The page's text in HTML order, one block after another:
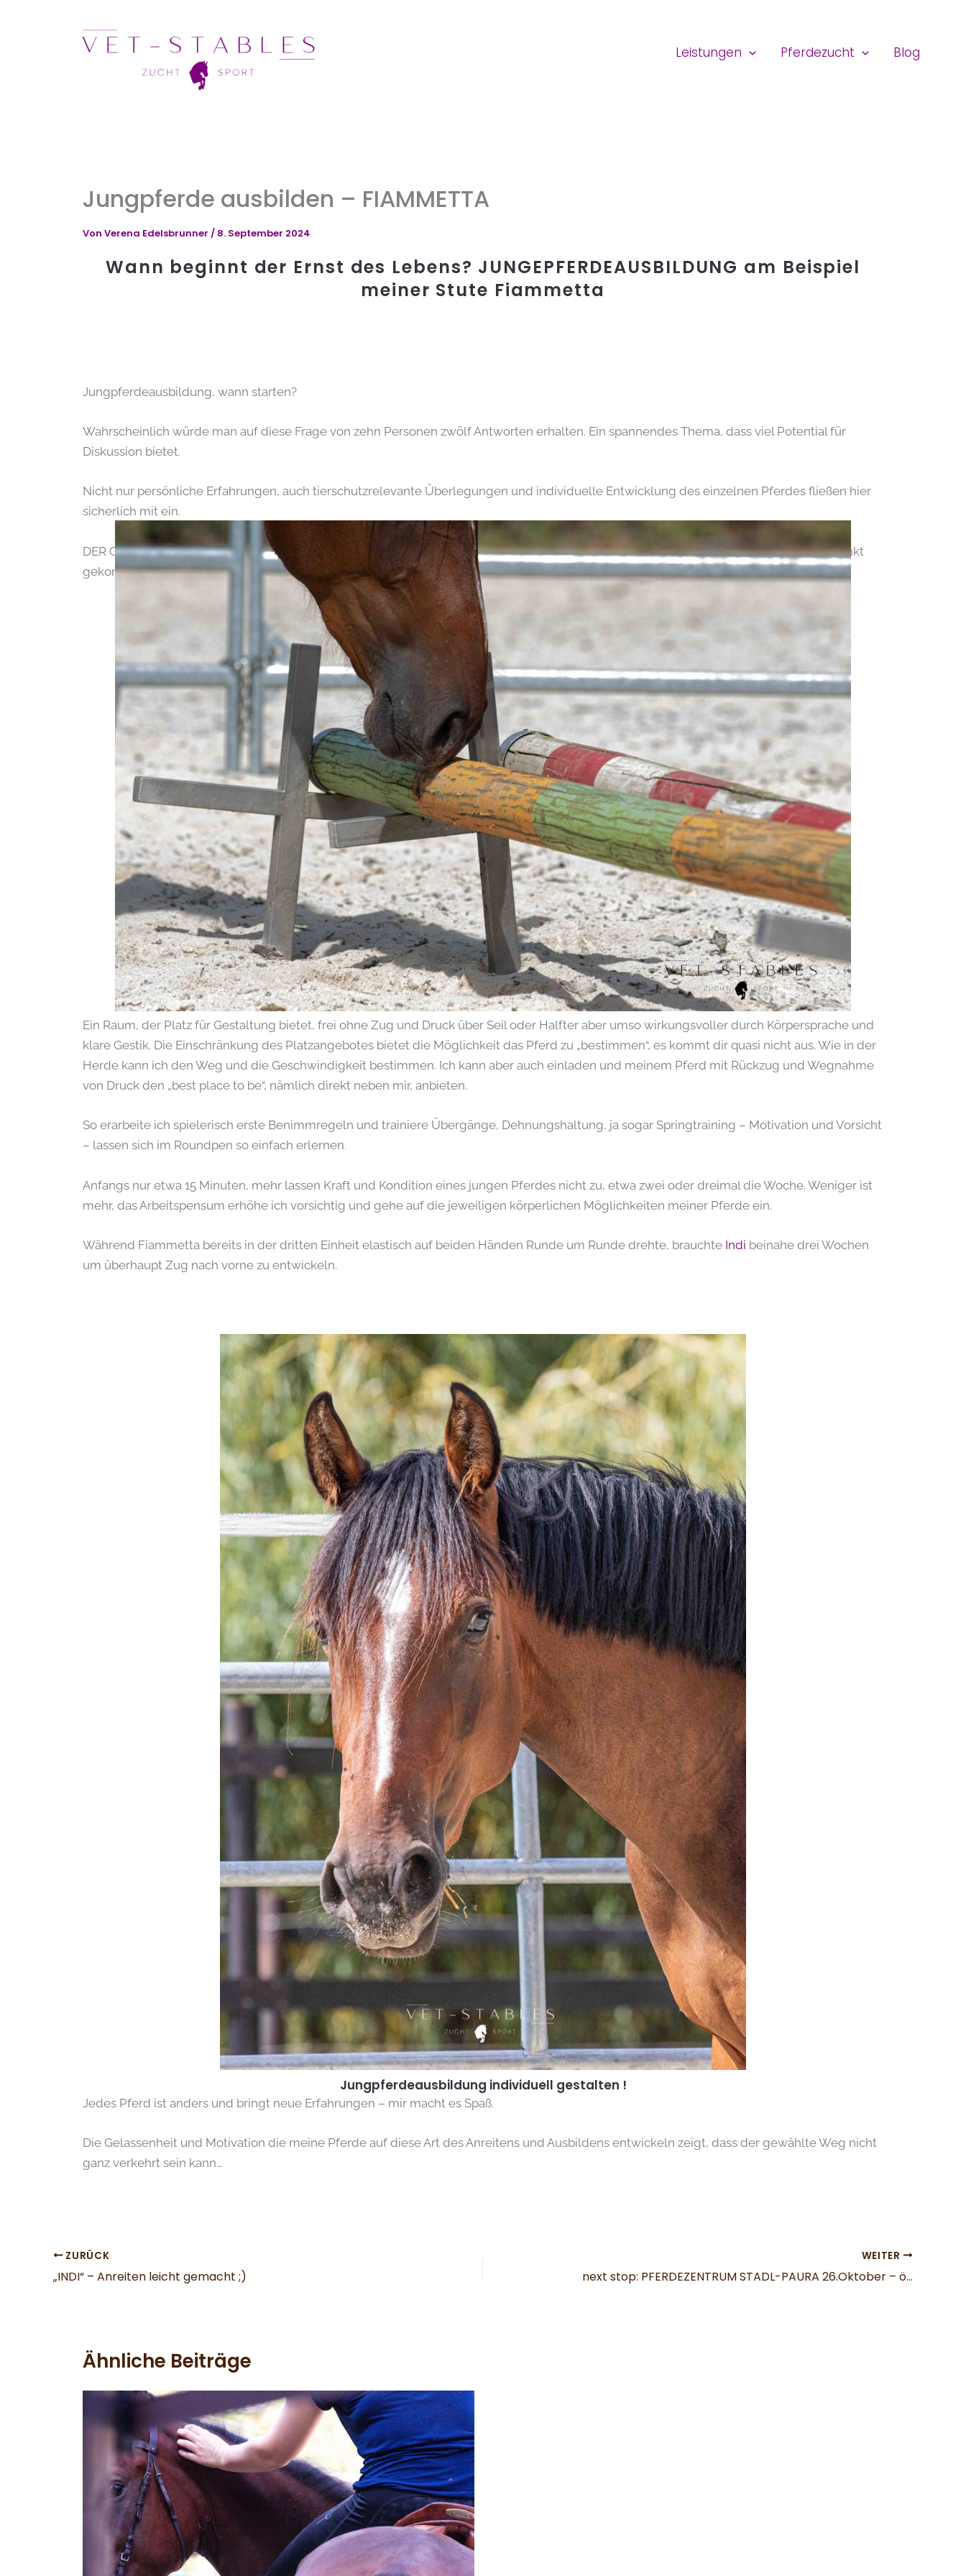
Leistungen Pferdezucht Blog
Jungpferde ausbilden – FIAMMETTA
Von Verena Edelsbrunner / 8. September 2024
Wann beginnt der Ernst des Lebens? JUNGEPFERDEAUSBILDUNG am Beispiel
meiner Stute Fiammetta
Jungpferdeausbildung, wann starten?
Wahrscheinlich würde man auf diese Frage von zehn Personen zwölf Antworten erhalten. Ein spannendes Thema, dass viel Potential für
Diskussion bietet.
Nicht nur persönliche Erfahrungen, auch tierschutzrelevante Überlegungen und individuelle Entwicklung des einzelnen Pferdes fließen hier
sicherlich mit ein.
DER GOLDENE MITTELWEG – zumindest mein Versuch diesen zu finden und zu Beschreiten… mit etwa zweieinhalb Jahren ist der Zeitpunkt
gekommen, an dem ich die jungen Pferde das erste Mal ins Roundpenmitnehme.
Ein Raum, der Platz für Gestaltung bietet, frei ohne Zug und Druck über Seil oder Halfter aber umso wirkungsvoller durch Körpersprache und
klare Gestik. Die Einschränkung des Platzangebotes bietet die Möglichkeit das Pferd zu „bestimmen“, es kommt dir quasi nicht aus. Wie in der
Herde kann ich den Weg und die Geschwindigkeit bestimmen. Ich kann aber auch einladen und meinem Pferd mit Rückzug und Wegnahme
von Druck den „best place to be“, nämlich direkt neben mir, anbieten.
So erarbeite ich spielerisch erste Benimmregeln und trainiere Übergänge, Dehnungshaltung, ja sogar Springtraining – Motivation und Vorsicht
– lassen sich im Roundpen so einfach erlernen.
Anfangs nur etwa 15 Minuten, mehr lassen Kraft und Kondition eines jungen Pferdes nicht zu, etwa zwei oder dreimal die Woche. Weniger ist
mehr, das Arbeitspensum erhöhe ich vorsichtig und gehe auf die jeweiligen körperlichen Möglichkeiten meiner Pferde ein.
Während Fiammetta bereits in der dritten Einheit elastisch auf beiden Händen Runde um Runde drehte, brauchte Indi beinahe drei Wochen
um überhaupt Zug nach vorne zu entwickeln.
Jungpferdeausbildung individuell gestalten !
Jedes Pferd ist anders und bringt neue Erfahrungen – mir macht es Spaß.
Die Gelassenheit und Motivation die meine Pferde auf diese Art des Anreitens und Ausbildens entwickeln zeigt, dass der gewählte Weg nicht
ganz verkehrt sein kann…
ZURÜCK
„INDI“ – Anreiten leicht gemacht ;)
WEITER
next stop: PFERDEZENTRUM STADL-PAURA 26.Oktober – österreichisches Freispringchampionat
Ähnliche Beiträge